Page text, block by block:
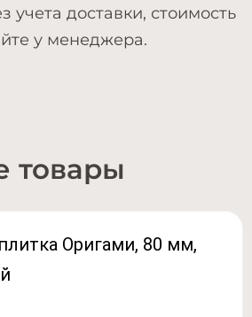
учета доставки, стоимость
у менеджера.
товары